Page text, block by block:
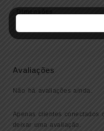
Avaliações
Não há avaliações ainda.
Apenas clientes conectados
deixar uma avaliação.